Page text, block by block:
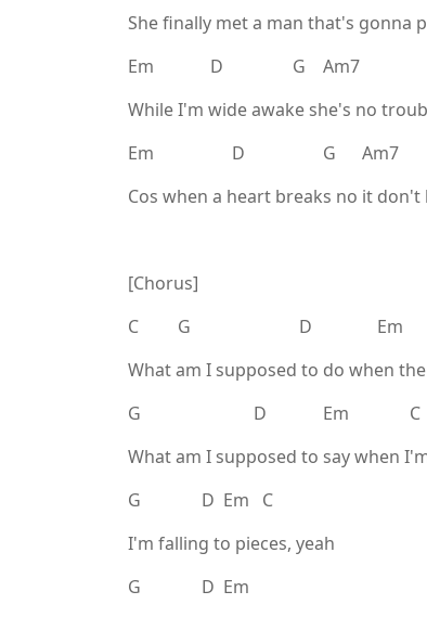
She finally met a man that's gonna
Em D G Am7
While I'm wide awake she's no
Em D G Am7
Cos when a heart breaks no it don't
[Chorus]
C G D Em
What am I supposed to do when
G D Em C
What am I supposed to say when
G D Em C
I'm falling to pieces, yeah
G D Em